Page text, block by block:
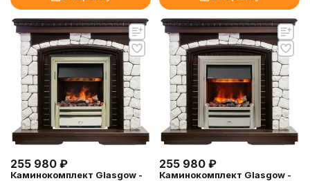
255 980 ₽
Каминокомплект Glasgow -
255 980 ₽
Каминокомплект Glasgow -